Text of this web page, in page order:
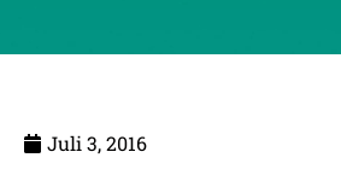
Juli 3, 2016